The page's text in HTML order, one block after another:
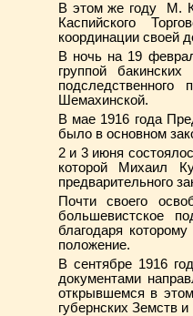
В этом же году М.
Каспийского
координации своей
В ночь на 19
группой
Шемахинской.
В мае 1916 года
было в основном
2 и 3 июня
которой Михаил
предварительного
Почти своего
большевистское
благодаря
положение.
В сентябре 1916
документами
открывшемся в
губернских Земств